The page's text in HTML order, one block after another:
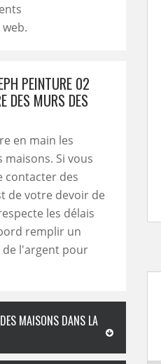
PEINTURE 02
DES MURS DES
en main les
Si vous
contacter des
de votre devoir de
les délais
remplir un
de l'argent pour
MAISONS DANS LA